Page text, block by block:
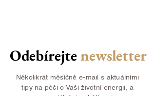
Odebírejtenewsletter
Několikrát měsíčně e-mail s aktuálními
tipy na péči o Vaši životní energii, a